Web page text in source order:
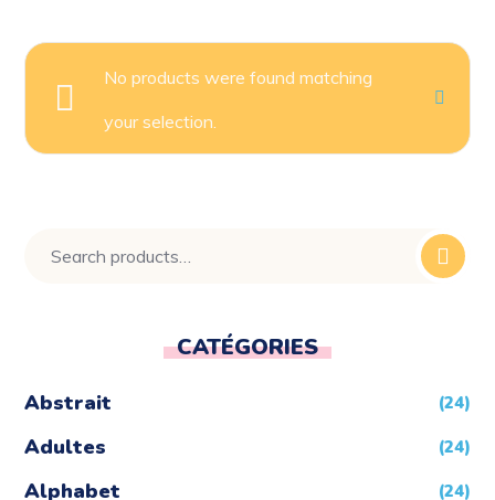
No products were found matching
your selection.
CATÉGORIES
Abstrait (24)
Adultes (24)
Alphabet (24)